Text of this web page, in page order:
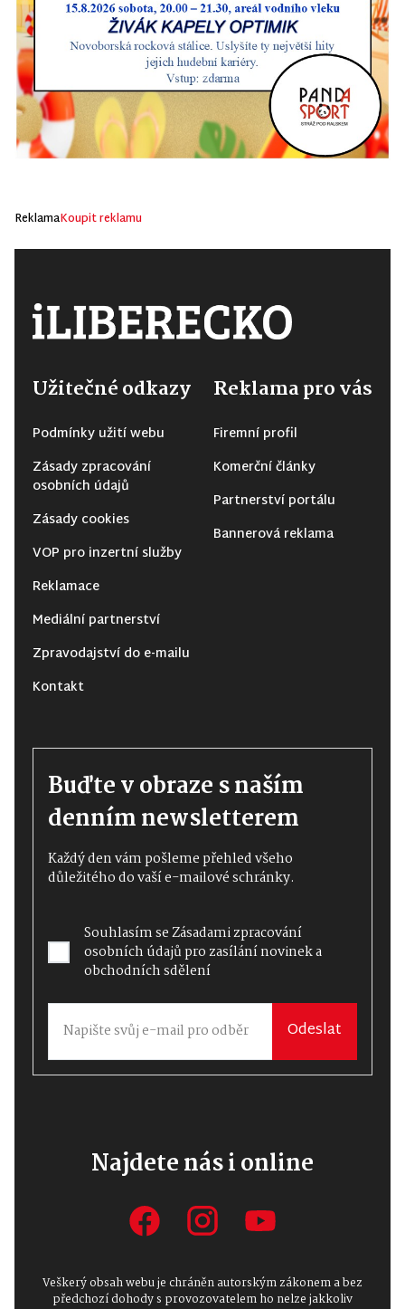
ReklamaKoupit reklamu
Užitečné odkazy
Podmínky užití webu
Zásady zpracování
osobních údajů
Zásady cookies
VOP pro inzertní služby
Reklamace
Mediální partnerství
Zpravodajství do e-mailu
Kontakt
Reklama pro vás
Firemní profil
Komerční články
Partnerství portálu
Bannerová reklama
Buďte v obraze s naším
denním newsletterem
Každý den vám pošleme přehled všeho
důležitého do vaší e-mailové schránky.
Souhlasím seZásadami zpracování
osobních údajůpro zasílání novinek a
obchodních sdělení
Odeslat
Najdete nás i online
Veškerý obsah webu je chráněn autorským zákonem a bez
předchozí dohody s provozovatelem ho nelze jakkoliv